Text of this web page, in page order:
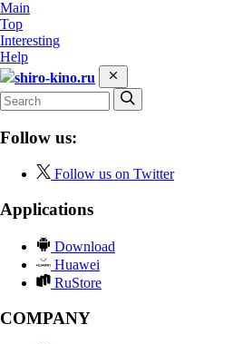
Main
Top
Interesting
Help
shiro-kino.ru
Follow us:
Follow us on Twitter
Applications
Download
Huawei
RuStore
COMPANY